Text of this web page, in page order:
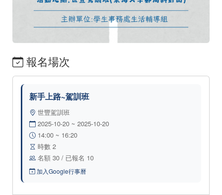
報名場次
新手上路~駕訓班
世豐駕訓班
2025-10-20 ~ 2025-10-20
14:00 ~ 16:20
時數 2
名額 30 / 已報名 10
加入Google行事曆